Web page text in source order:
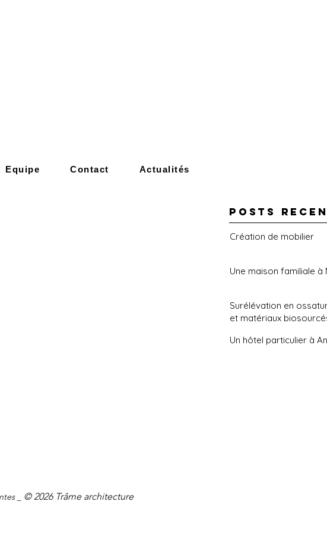
Equipe Contact Actualités
POSTS
Création de mobilier
Une maison familiale à
Surélévation en
et matériaux
Un hôtel particulier à
_ © 2026 Trâme architecture